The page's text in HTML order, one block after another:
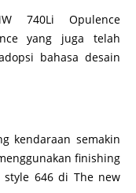
740Li Opulence
yang juga telah
bahasa desain
kendaraan semakin
finishing
style 646 di The new